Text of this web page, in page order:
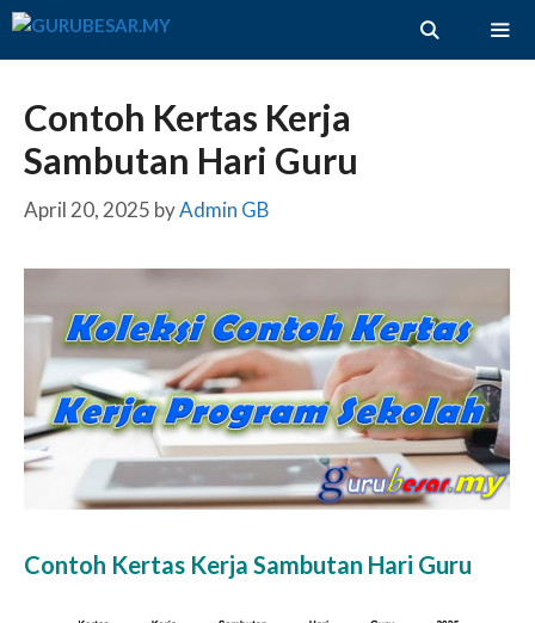
Skip
Contoh Kertas Kerja
Sambutan Hari Guru
April 20, 2025 byAdmin GB
Contoh Kertas Kerja Sambutan Hari Guru